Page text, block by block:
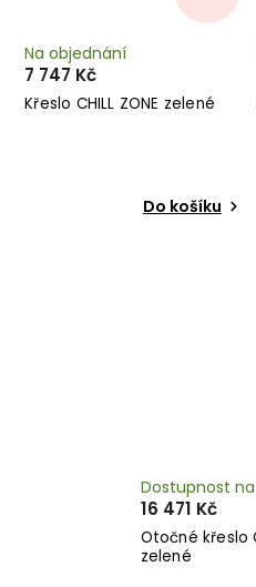
Křeslo CHILL ZONE zelené
Na objednání
7 747 Kč
Do košíku
Otočné křeslo
zelené
Dostupnost
16 471 Kč